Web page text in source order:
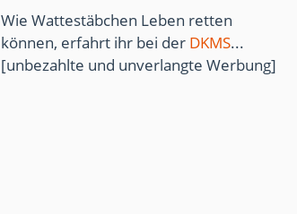
Wie Wattestäbchen Leben retten
können, erfahrt ihr bei der DKMS...
[unbezahlte und unverlangte Werbung]